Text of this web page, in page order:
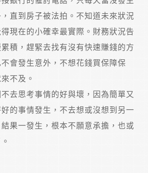
直到房子被法拍。不知道未來狀況
現在的小確幸最實際。財務狀況告
積，趕緊去找有沒有快速賺錢的方
會發生意外，不想花錢買保障保
不及。
去思考事情的好與壞，因為簡單又
的事情發生，不去想或沒想到另一
果一發生，根本不願意承擔，也或